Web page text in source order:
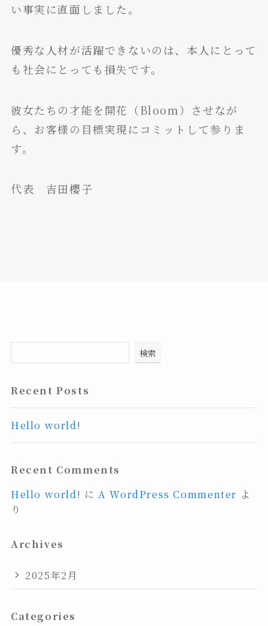
い事実に直面しました。
優秀な人材が活躍できないのは、本人にとって
も社会にとっても損失です。
彼女たちの才能を開花（Bloom）させなが
ら、お客様の目標実現にコミットして参りま
す。
代表 吉田櫻子
検索
Recent Posts
Hello world!
Recent Comments
Hello world! にA WordPress Commenter よ
り
Archives
2025年2月
Categories